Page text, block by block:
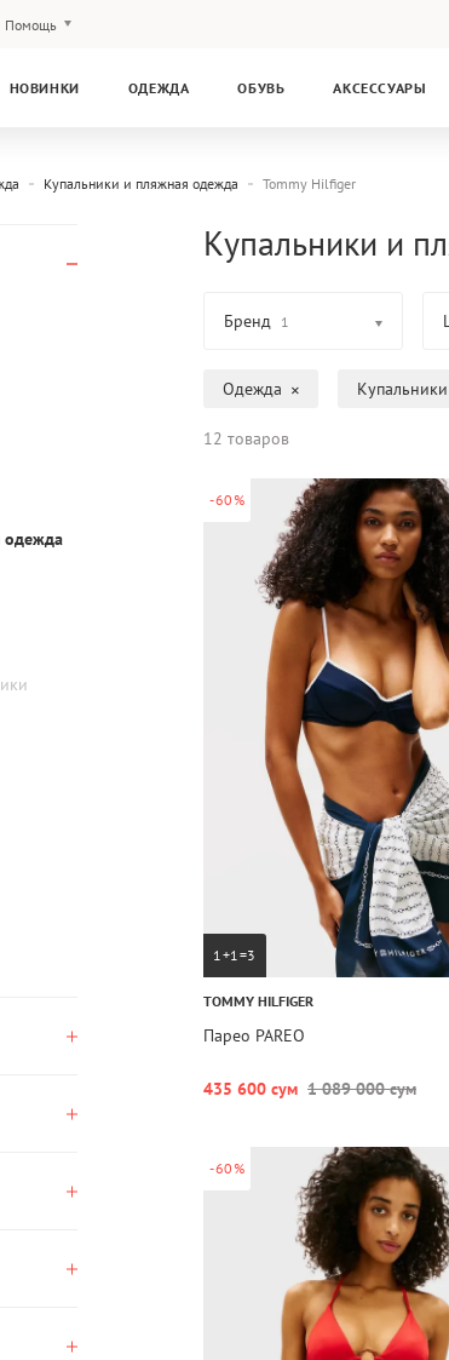
Помощь
Гарантия
НОВИНКИ ОДЕЖДА ОБУВЬ АКСЕССУАРЫ
Купальники и пляжная одежда Tommy Hilfiger
одежда
Купальники и
Бренд 1
Одежда
12 товаров
-60%
1+1=3
TOMMY HILFIGER
Парео PAREO
435 600 сум 1 089 000 сум
-60%